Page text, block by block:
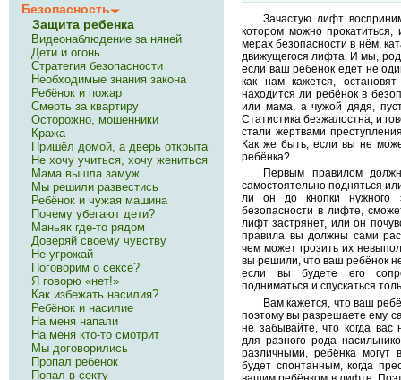
Зачастую лифт
котором можно
мерах безопасности в нём,
движущегося лифта. И мы,
если ваш ребёнок едет не
как нам кажется,
находится ли ребёнок в
или мама, а чужой дядя,
Статистика безжалостна, и
стали жертвами
Как же быть, если вы не
ребёнка?
Первым правилом
самостоятельно подняться
ли он до кнопки нужного
безопасности в лифте,
лифт застрянет, или он
правила вы должны сами
чем может грозить их
вы решили, что ваш ребёнок
если вы будете его
подниматься и спускаться
Вам кажется, что ваш
поэтому вы разрешаете ему
не забывайте, что когда вас
для разного рода
различными, ребёнка могут
будет спонтанным, когда
Безопасность
Защита ребенка
Видеонаблюдение за няней
Дети и огонь
Стратегия безопасности
Необходимые знания закона
Ребёнок и пожар
Смерть за квартиру
Осторожно, мошенники
Кража
Пришёл домой, а дверь открыта
Не хочу учиться, хочу жениться
Мама вышла замуж
Мы решили развестись
Ребёнок и чужая машина
Почему убегают дети?
Маньяк где-то рядом
Доверяй своему чувству
Не угрожай
Поговорим о сексе?
Я говорю «нет!»
Как избежать насилия?
Ребёнок и насилие
На меня напали
На меня кто-то смотрит
Мы договорились
Пропал ребёнок
Попал в секту